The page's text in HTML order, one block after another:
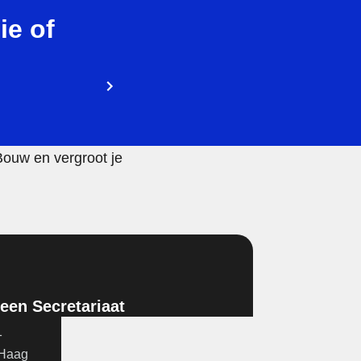
of
en vergroot je
Secretariaat